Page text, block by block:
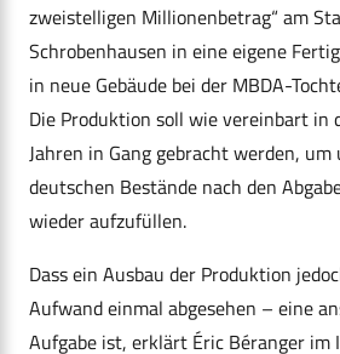
zweistelligen Millionenbetrag“ am
Schrobenhausen in eine eigene
in neue Gebäude bei der MBDA-
Die Produktion soll wie vereinbart in
Jahren in Gang gebracht werden,
deutschen Bestände nach den
wieder aufzufüllen.
Dass ein Ausbau der Produktion
Aufwand einmal abgesehen – eine
Aufgabe ist, erklärt Éric Béranger im